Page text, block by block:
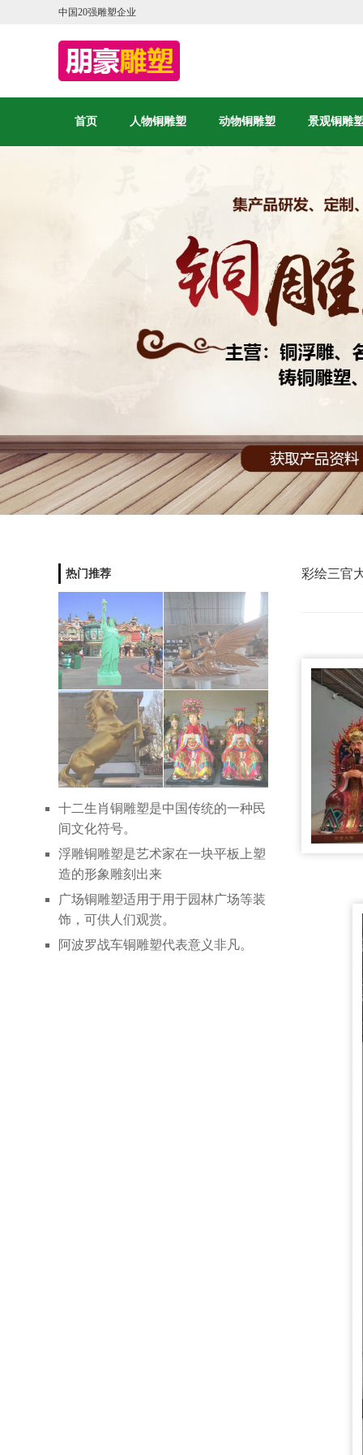
中国20强雕塑企业
首页 人物铜雕塑 动物铜雕塑 景观铜雕
彩绘三官
热门推荐
十二生肖铜雕塑是中国传统的一种民
间文化符号。
浮雕铜雕塑是艺术家在一块平板上塑
造的形象雕刻出来
广场铜雕塑适用于用于园林广场等装
饰，可供人们观赏。
阿波罗战车铜雕塑代表意义非凡。